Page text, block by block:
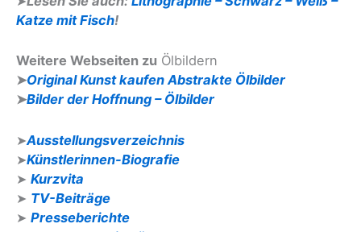
Katze mit Fisch!
Weitere Webseiten zu Ölbildern
➤Original Kunst kaufen Abstrakte Ölbilder
➤Bilder der Hoffnung – Ölbilder
➤Ausstellungsverzeichnis
➤Künstlerinnen-Biografie
➤ Kurzvita
➤ TV-Beiträge
➤ Presseberichte